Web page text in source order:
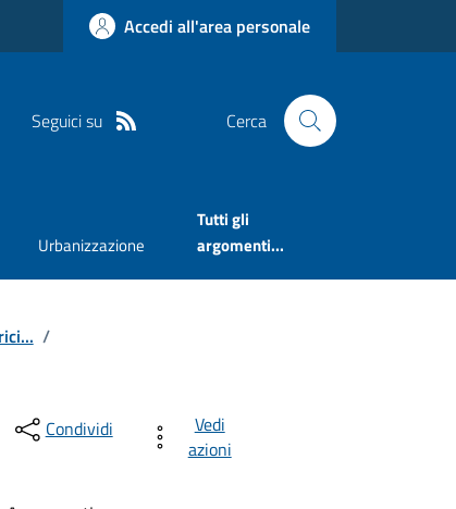
Accedi all'area personale
Seguici su Cerca
Urbanizzazione
Tutti gli
argomenti...
/
Condividi
Vedi
azioni